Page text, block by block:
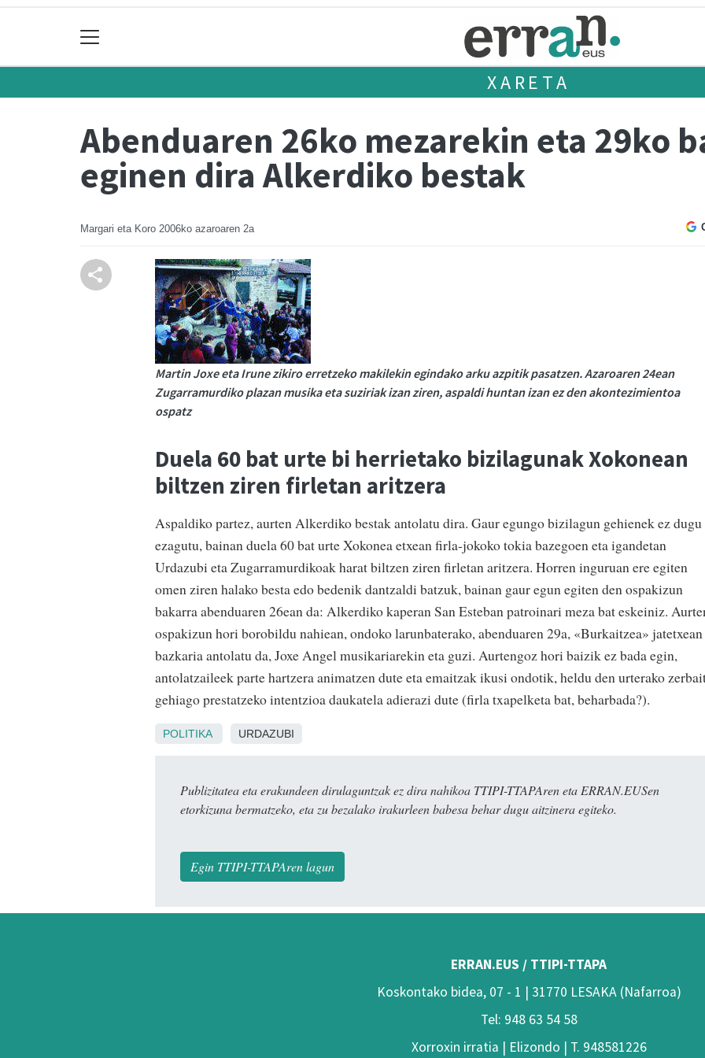
XARETA
Abenduaren 26ko mezarekin eta 29ko
eginen dira Alkerdiko bestak
Margari eta Koro 2006ko azaroaren 2a
Martin Joxe eta Irune zikiro erretzeko makilekin egindako arku azpitik pasatzen. Azaroaren 24ean
Zugarramurdiko plazan musika eta suziriak izan ziren, aspaldi huntan izan ez den akontezimientoa
ospatz
Duela 60 bat urte bi herrietako bizilagunak Xokonean
biltzen ziren firletan aritzera
Aspaldiko partez, aurten Alkerdiko bestak antolatu dira. Gaur egungo bizilagun gehienek ez dugu
ezagutu, bainan duela 60 bat urte Xokonea etxean firla-jokoko tokia bazegoen eta igandetan
Urdazubi eta Zugarramurdikoak harat biltzen ziren firletan aritzera. Horren inguruan ere egiten
omen ziren halako besta edo bedenik dantzaldi batzuk, bainan gaur egun egiten den ospakizun
bakarra abenduaren 26ean da: Alkerdiko kaperan San Esteban patroinari meza bat eskeiniz.
ospakizun hori borobildu nahiean, ondoko larunbaterako, abenduaren 29a, «Burkaitzea» jatetxean
bazkaria antolatu da, Joxe Angel musikariarekin eta guzi. Aurtengoz hori baizik ez bada egin,
antolatzaileek parte hartzera animatzen dute eta emaitzak ikusi ondotik, heldu den urterako
gehiago prestatzeko intentzioa daukatela adierazi dute (firla txapelketa bat, beharbada?).
POLITIKA URDAZUBI
Publizitatea eta erakundeen dirulaguntzak ez dira nahikoa TTIPI-TTAPAren eta ERRAN.EUSen
etorkizuna bermatzeko, eta zu bezalako irakurleen babesa behar dugu aitzinera egiteko.
Egin TTIPI-TTAPAren lagun
ERRAN.EUS / TTIPI-TTAPA
Koskontako bidea, 07 - 1 | 31770 LESAKA (Nafarroa)
Tel: 948 63 54 58
Xorroxin irratia | Elizondo | T. 948581226